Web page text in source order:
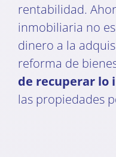
rentabilidad.
inmobiliaria no
dinero a la
reforma de
de recuperar lo
las propiedades